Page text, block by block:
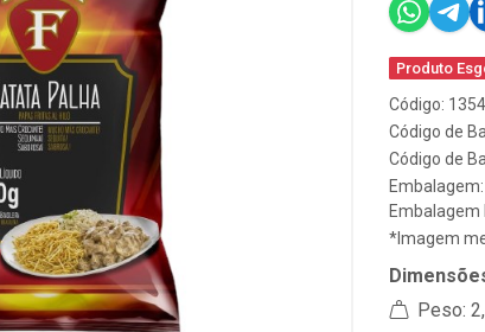
Produto
Código:
Código de
Código de
Embalagem:
Embalagem
*Imagem
Peso: